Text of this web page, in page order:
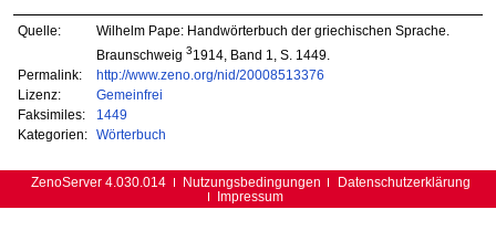
Quelle:
Wilhelm Pape: Handwörterbuch der griechischen Sprache.
Braunschweig 31914, Band 1, S. 1449.
Permalink:
http://www.zeno.org/nid/20008513376
Lizenz:
Gemeinfrei
Faksimiles:
1449
Kategorien:
Wörterbuch
ZenoServer 4.030.014 Nutzungsbedingungen
Datenschutzerklärung
Impressum